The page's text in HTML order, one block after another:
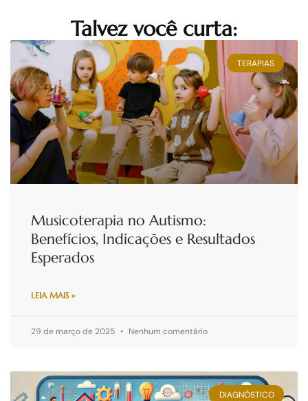
Talvez você curta:
TERAPIAS
Musicoterapia no Autismo:
Benefícios, Indicações e Resultados
Esperados
LEIA MAIS »
29 de março de 2025 Nenhum comentário
DIAGNÓSTICO